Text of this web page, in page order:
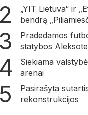
„YIT Lietuva“ ir
bendrą
Pradedamos
statybos Aleksote
Siekiama
arenai
Pasirašyta
rekonstrukcijos